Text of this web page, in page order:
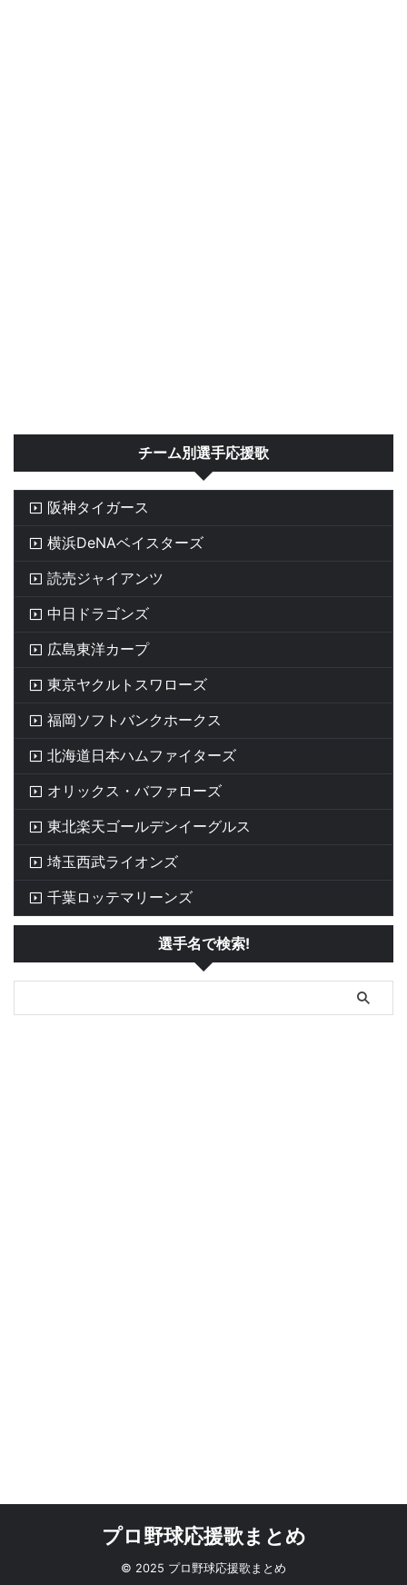
チーム別選手応援歌
阪神タイガース
横浜DeNAベイスターズ
読売ジャイアンツ
中日ドラゴンズ
広島東洋カープ
東京ヤクルトスワローズ
福岡ソフトバンクホークス
北海道日本ハムファイターズ
オリックス・バファローズ
東北楽天ゴールデンイーグルス
埼玉西武ライオンズ
千葉ロッテマリーンズ
選手名で検索!
プロ野球応援歌まとめ
© 2025 プロ野球応援歌まとめ